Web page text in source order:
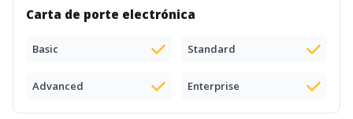
Carta de porte electrónica
Basic Standard
Advanced Enterprise